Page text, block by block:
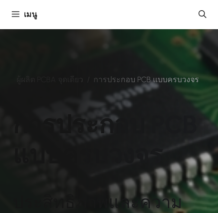
ยัง
เมนู
ผู้ผลิต PCBA จุดเดียว / การประกอบ PCB แบบครบวงจร
การประกอบ PCB
แบบครบวงจร
ประสิทธิภาพและความ